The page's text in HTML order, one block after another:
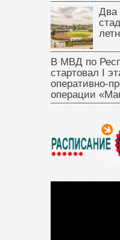
Два
В МВД по
стартовал I
операции